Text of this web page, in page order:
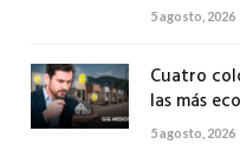
5 agosto, 2026
Cuatro
las más
5 agosto, 2026